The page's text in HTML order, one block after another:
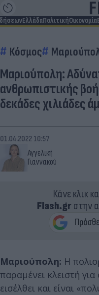
ΕλλάδαΠολιτικήΟικονομία
Κόσμος
Μαριούπολη:
ανθρωπιστικής
δεκάδες χιλιάδες
Αγγελική
Γιαννακού
01.04.2022 10:57
Κάνε κλικ
Flash.grστην
Μαριούπολη: H
παραμένει κλειστή
εισέλθει και είναι